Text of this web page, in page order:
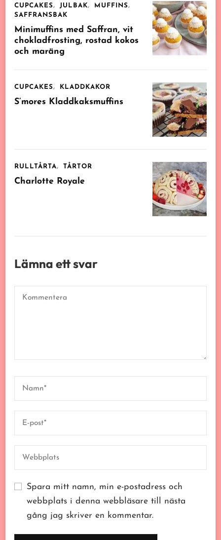
CUPCAKES JULBAK
MUFFINS
SAFFRANSBAK
Minimuffins med Saffran, vit
chokladfrosting, rostad kokos
och maräng
CUPCAKES KLADDKAKOR
S’mores Kladdkaksmuffins
RULLTÅRTA TÅRTOR
Charlotte Royale
Lämna ett svar
Spara mitt namn, min e-postadress och
webbplats i denna webbläsare till nästa
gång jag skriver en kommentar.